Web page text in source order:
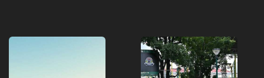
وقع ضحيّة أعماله؟